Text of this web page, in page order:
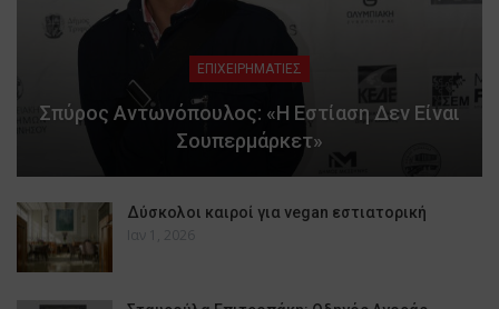
ΕΠΙΧΕΙΡΗΜΑΤΙΕΣ
Σπύρος Αντωνόπουλος: «Η Εστίαση Δεν Είναι
Σουπερμάρκετ»
Δύσκολοι καιροί για vegan εστιατορική
Ιαν 1, 2026